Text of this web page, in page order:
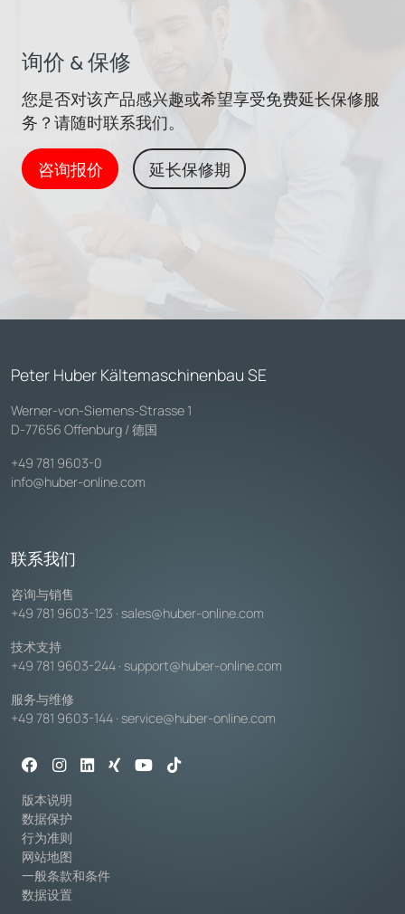
询价 & 保修
您是否对该产品感兴趣或希望享受免费延长保修服
务？请随时联系我们。
咨询报价 延长保修期
Peter Huber Kältemaschinenbau SE
Werner-von-Siemens-Strasse 1
D-77656 Offenburg / 德国
+49 781 9603-0
info@huber-online.com
联系我们
咨询与销售
+49 781 9603-123 · sales@huber-online.com
技术支持
+49 781 9603-244 · support@huber-online.com
服务与维修
+49 781 9603-144 · service@huber-online.com
版本说明
数据保护
行为准则
网站地图
一般条款和条件
数据设置